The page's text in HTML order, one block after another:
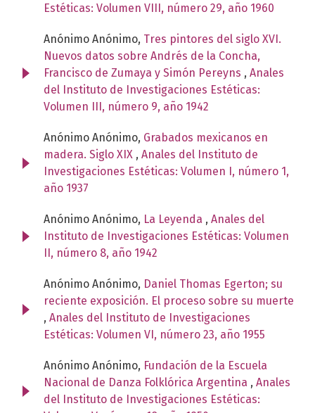
Estéticas: Volumen VIII, número 29, año 1960
Anónimo Anónimo, Tres pintores del siglo XVI.
Nuevos datos sobre Andrés de la Concha,
Francisco de Zumaya y Simón Pereyns , Anales
del Instituto de Investigaciones Estéticas:
Volumen III, número 9, año 1942
Anónimo Anónimo, Grabados mexicanos en
madera. Siglo XIX , Anales del Instituto de
Investigaciones Estéticas: Volumen I, número 1,
año 1937
Anónimo Anónimo, La Leyenda , Anales del
Instituto de Investigaciones Estéticas: Volumen
II, número 8, año 1942
Anónimo Anónimo, Daniel Thomas Egerton; su
reciente exposición. El proceso sobre su muerte
, Anales del Instituto de Investigaciones
Estéticas: Volumen VI, número 23, año 1955
Anónimo Anónimo, Fundación de la Escuela
Nacional de Danza Folklórica Argentina , Anales
del Instituto de Investigaciones Estéticas: